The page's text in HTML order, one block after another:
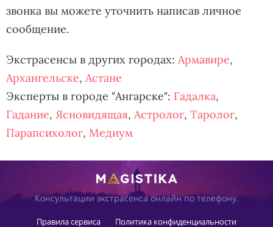
звонка вы можете уточнить написав личное
сообщение.
Экстрасенсы в других городах: Армавире,
Архангельске, Астане
Эксперты в городе "Ангарске": Гадалка,
Гадание, Ясновидящая, Астролог, Таролог,
Парапсихолог, Медиум
Консультации экстрасенса онлайн по телефону.
Правила сервиса Политика конфиденциальности